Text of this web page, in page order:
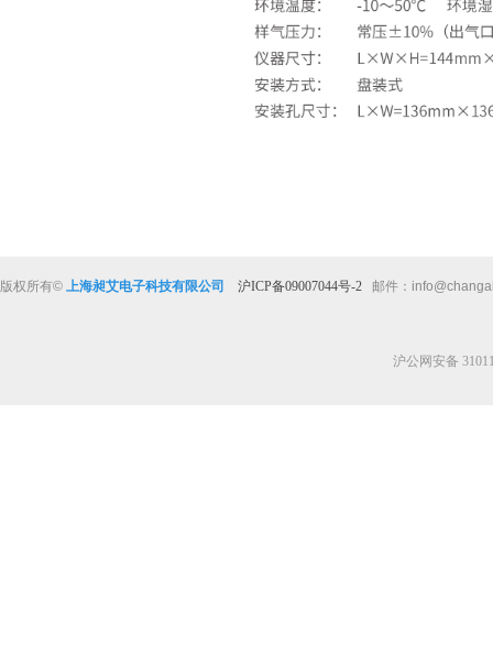
版权所有© 上海昶艾电子科技有限公司 沪ICP备09007044号-2 邮件：
沪公网安备